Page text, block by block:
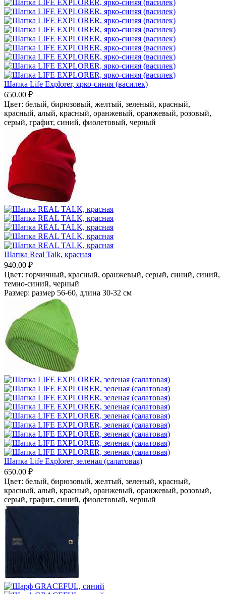
Шапка Life Explorer, ярко-синяя (василек)
650.00 ₽
Цвет: белый, бирюзовый, желтый, зеленый, красный,
красный, алый, красный, оранжевый, оранжевый, розовый,
серый, графит, синий, фиолетовый, черный
Шапка Real Talk, красная
940.00 ₽
Цвет: горчичный, красный, оранжевый, серый, синий, синий,
темно-синий, черный
Размер: размер 56-60, длина 30-32 см
Шапка Life Explorer, зеленая (салатовая)
650.00 ₽
Цвет: белый, бирюзовый, желтый, зеленый, красный,
красный, алый, красный, оранжевый, оранжевый, розовый,
серый, графит, синий, фиолетовый, черный